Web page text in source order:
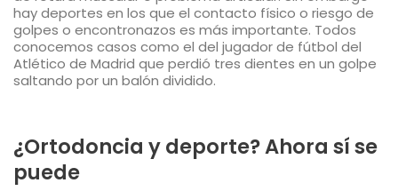
hay deportes en los que el contacto físico o riesgo de
golpes o encontronazos es más importante. Todos
conocemos casos como el del jugador de fútbol del
Atlético de Madrid que perdió tres dientes en un golpe
saltando por un balón dividido.
¿Ortodoncia y deporte? Ahora sí se
puede